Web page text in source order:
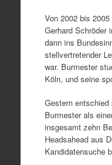
Von 2002 bis
Gerhard Schröder
dann ins
stellvertretender
war. Burmester
Köln, und seine
Gestern
Burmester als
insgesamt zehn
Headsahead aus
Kandidatensuche